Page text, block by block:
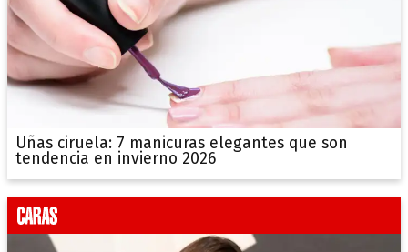
Uñas ciruela: 7 manicuras elegantes que son
tendencia en invierno 2026